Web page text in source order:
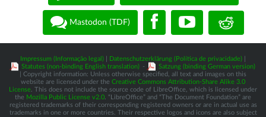
Mastodon (TDF)
Impressum (Informação legal) Datenschutzerklärung (Política de privacidade)
Statutes (non-binding English translation) -
Satzung (binding German version)
| Copyright information: Unless otherwise specified, all text and images on this
website are licensed under the Creative Commons Attribution-Share Alike 3.0
License . This does not include the source code of LibreOffice, which is licensed under
the Mozilla Public License v2.0 . “LibreOffice” and “The Document Foundation” are
registered trademarks of their corresponding registered owners or are in actual use as
trademarks in one or more countries. Their respective logos and icons are also subject